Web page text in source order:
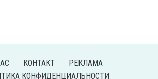
КОНТАКТ
РЕКЛАМА
КОНФИДЕНЦИАЛЬНОСТИ